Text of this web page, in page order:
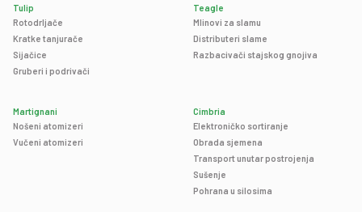
Tulip
Rotodrljače
Kratke tanjurače
Sijačice
Gruberi i podrivači
Teagle
Mlinovi za slamu
Distributeri slame
Razbacivači stajskog gnojiva
Martignani
Nošeni atomizeri
Vučeni atomizeri
Cimbria
Elektroničko sortiranje
Obrada sjemena
Transport unutar postrojenja
Sušenje
Pohrana u silosima